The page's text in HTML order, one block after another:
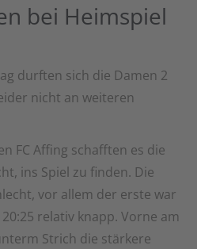
bei Heimspiel
durften sich die Damen 2
nicht an weiteren
FC Affing schafften es die
ins Spiel zu finden. Die
vor allem der erste war
relativ knapp. Vorne am
Strich die stärkere